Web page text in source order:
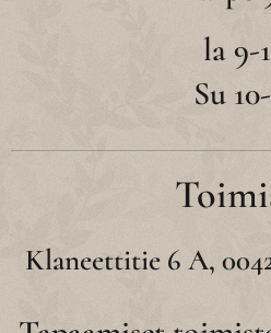
la 9-
Su
Klaneettitie 6 A,